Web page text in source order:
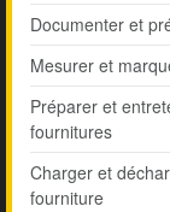
Documenter et
Mesurer et
Préparer et
fournitures
Charger et
fourniture